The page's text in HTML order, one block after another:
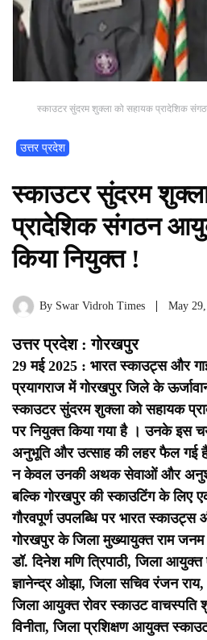
स्काउटर सुंदरम शुक्ला को सहायक प्रादेशिक
उत्तर प्रदेश
स्काउटर सुंदरम
प्रादेशिक संगठन
किया नियुक्त !
By Swar Vidroh Times May
उत्तर प्रदेश : गोरखपुर
29 मई 2025 : भारत स्काउट्स और
प्रयागराज में गोरखपुर जिले के
स्काउटर सुंदरम शुक्ला को सहायक
पर नियुक्त किया गया है । उनके इस
अनुभूति और उत्साह की लहर फैल गई
न केवल उनकी अथक सेवाओं और
बल्कि गोरखपुर की स्काउटिंग के लिए
गौरवपूर्ण उपलब्धि पर भारत
गोरखपुर के जिला मुख्यायुक्त राम
डॉ. दिनेश मणि त्रिपाठी, जिला आयुक्त
ज्ञानेन्द्र ओझा, जिला सचिव रंजन राय,
जिला आयुक्त रोवर स्काउट वाचस्पति
विनीता, जिला प्रशिक्षण आयुक्त